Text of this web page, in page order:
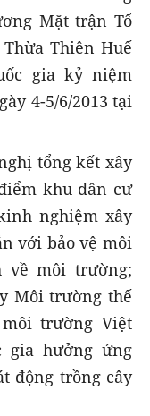
Mặt trận Tổ
Thiên Huế
gia kỷ niệm
4-5/6/2013 tại
tổng kết xây
khu dân cư
nghiệm xây
với bảo vệ môi
về môi trường;
Môi trường thế
trường Việt
gia hưởng ứng
động trồng cây